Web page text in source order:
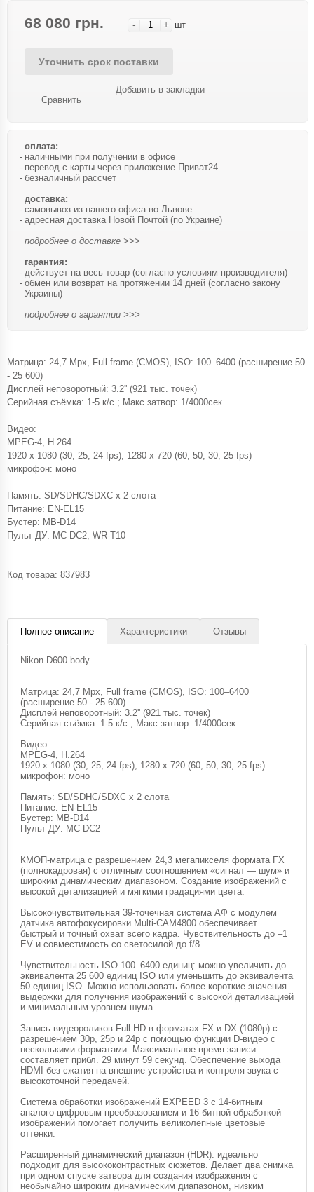
68 080 грн. - + шт
Уточнить срок поставки
Сравнить
Добавить в закладки
оплата:
наличными при получении в офисе
перевод с карты через приложение Приват24
безналичный рассчет
доставка:
самовывоз из нашего офиса во Львове
адресная доставка Новой Почтой (по Украине)
подробнее о доставке >>>
гарантия:
действует на весь товар (согласно условиям производителя)
обмен или возврат на протяжении 14 дней (согласно закону
Украины)
подробнее о гарантии >>>
Матрица: 24,7 Mpx, Full frame (CMOS), ISO: 100–6400 (расширение 50
- 25 600)
Дисплей неповоротный: 3.2'' (921 тыс. точек)
Серийная съёмка: 1-5 к/с.; Макс.затвор: 1/4000сек.
Видео:
MPEG-4, H.264
1920 x 1080 (30, 25, 24 fps), 1280 x 720 (60, 50, 30, 25 fps)
микрофон: моно
Память: SD/SDHC/SDXC x 2 слота
Питание: EN-EL15
Бустер: MB-D14
Пульт ДУ: MC-DC2, WR-T10
Код товара: 837983
Полное описание Характеристики Отзывы
Nikon D600 body
Матрица: 24,7 Mpx, Full frame (CMOS), ISO: 100–6400
(расширение 50 - 25 600)
Дисплей неповоротный: 3.2'' (921 тыс. точек)
Серийная съёмка: 1-5 к/с.; Макс.затвор: 1/4000сек.
Видео:
MPEG-4, H.264
1920 x 1080 (30, 25, 24 fps), 1280 x 720 (60, 50, 30, 25 fps)
микрофон: моно
Память: SD/SDHC/SDXC x 2 слота
Питание: EN-EL15
Бустер: MB-D14
Пульт ДУ: MC-DC2
КМОП-матрица с разрешением 24,3 мегапикселя формата FX
(полнокадровая) с отличным соотношением «сигнал — шум» и
широким динамическим диапазоном. Создание изображений с
высокой детализацией и мягкими градациями цвета.
Высокочувствительная 39-точечная система АФ с модулем
датчика автофокусировки Multi-CAM4800 обеспечивает
быстрый и точный охват всего кадра. Чувствительность до –1
EV и совместимость со светосилой до f/8.
Чувствительность ISO 100–6400 единиц: можно увеличить до
эквивалента 25 600 единиц ISO или уменьшить до эквивалента
50 единиц ISO. Можно использовать более короткие значения
выдержки для получения изображений с высокой детализацией
и минимальным уровнем шума.
Запись видеороликов Full HD в форматах FX и DX (1080p) с
разрешением 30p, 25p и 24p с помощью функции D-видео с
несколькими форматами. Максимальное время записи
составляет прибл. 29 минут 59 секунд. Обеспечение выхода
HDMI без сжатия на внешние устройства и контроля звука с
высокоточной передачей.
Система обработки изображений EXPEED 3 с 14-битным
аналого-цифровым преобразованием и 16-битной обработкой
изображений помогает получить великолепные цветовые
оттенки.
Расширенный динамический диапазон (HDR): идеально
подходит для высококонтрастных сюжетов. Делает два снимка
при одном спуске затвора для создания изображения с
необычайно широким динамическим диапазоном, низким